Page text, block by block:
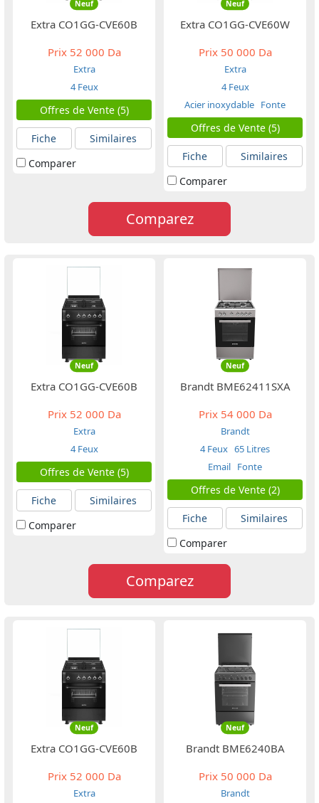
Neuf
Extra CO1GG-CVE60B
Prix52 000 Da
Extra
4 Feux
Offres de Vente (5)
Fiche
Similaires
Comparer
Neuf
Extra CO1GG-CVE60W
Prix50 000 Da
Extra
4 Feux
Acier inoxydable Fonte
Offres de Vente (5)
Fiche
Similaires
Comparer
Comparez
Neuf
Extra CO1GG-CVE60B
Prix52 000 Da
Extra
4 Feux
Offres de Vente (5)
Fiche
Similaires
Comparer
Neuf
Brandt BME62411SXA
Prix54 000 Da
Brandt
4 Feux 65 Litres
Email Fonte
Offres de Vente (2)
Fiche
Similaires
Comparer
Comparez
Neuf
Extra CO1GG-CVE60B
Prix52 000 Da
Extra
Neuf
Brandt BME6240BA
Prix50 000 Da
Brandt